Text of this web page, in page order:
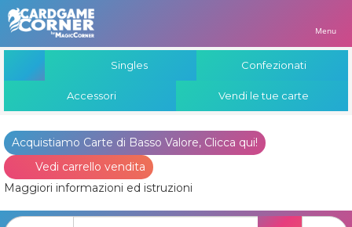
Menu
Singles Confezionati
Accessori Vendi le tue carte
Acquistiamo Carte di Basso Valore, Clicca qui!
Vedi carrello vendita
Maggiori informazioni ed istruzioni